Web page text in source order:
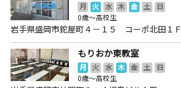
月 火 水 木 金 土
日
0歳～高校生
岩手県盛岡市鉈屋町４－１５ コーポ北田１Ｆ
もりおか東教室
月 火 水 木 金 土
日
0歳～高校生